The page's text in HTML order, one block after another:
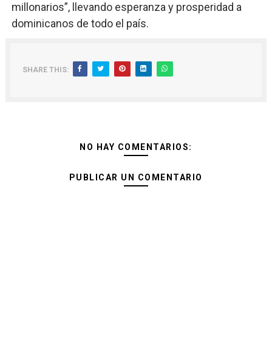
millonarios”, llevando esperanza y prosperidad a
dominicanos de todo el país.
SHARE THIS:
NO HAY COMENTARIOS:
PUBLICAR UN COMENTARIO